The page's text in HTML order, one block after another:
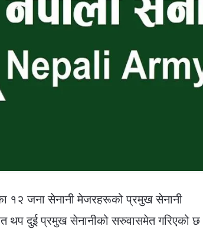
१२ जना सेनानी मेजरहरूको प्रमुख सेनानी
थप दुई प्रमुख सेनानीको सरुवासमेत गरिएको